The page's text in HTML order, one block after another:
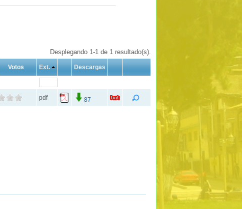
Desplegando 1-1 de 1 resultado(s).
Votos Ext. Descargas
pdf 87